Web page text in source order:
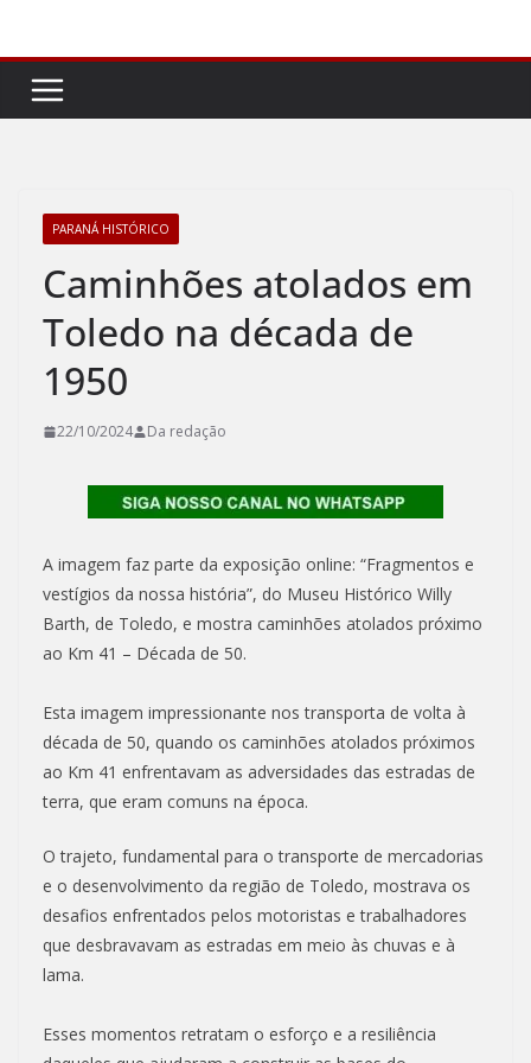
conteúdo
PARANÁ HISTÓRICO
Caminhões atolados em
Toledo na década de
1950
22/10/2024 Da redação
A imagem faz parte da exposição online: “Fragmentos e
vestígios da nossa história”, do Museu Histórico Willy
Barth, de Toledo, e mostra caminhões atolados próximo
ao Km 41 – Década de 50.
Esta imagem impressionante nos transporta de volta à
década de 50, quando os caminhões atolados próximos
ao Km 41 enfrentavam as adversidades das estradas de
terra, que eram comuns na época.
O trajeto, fundamental para o transporte de mercadorias
e o desenvolvimento da região de Toledo, mostrava os
desafios enfrentados pelos motoristas e trabalhadores
que desbravavam as estradas em meio às chuvas e à
lama.
Esses momentos retratam o esforço e a resiliência